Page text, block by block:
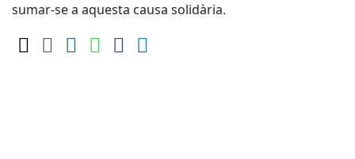
sumar-se a aquesta causa solidària.